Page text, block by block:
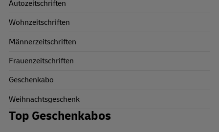
Autozeitschriften
Wohnzeitschriften
Männerzeitschriften
Frauenzeitschriften
Geschenkabo
Weihnachtsgeschenk
Top Geschenkabos